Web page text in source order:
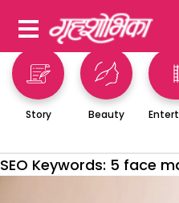
Story Beauty
SEO Keywords: 5 face